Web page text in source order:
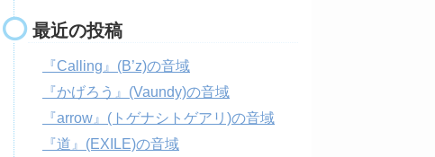
最近の投稿
『Calling』(B’z)の音域
『かげろう』(Vaundy)の音域
『arrow』(トゲナシトゲアリ)の音域
『道』(EXILE)の音域